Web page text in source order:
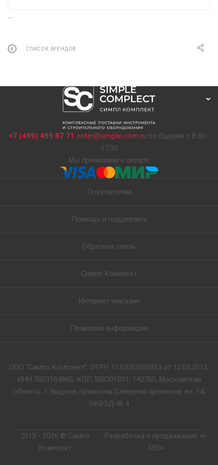
СПИСОК БРЕНДОВ
+7 (499) 455 87 71 order@simple-com.ru по будням с 8:30 -
17:30
Мы принимаем к оплате
Покупателям
Помощь и поддержка
Обратная связь
Симпл Комплект
Интернет-магазин
Правовая информация
ООО "Симпл Комплект", ОГРН 1135003000813 от 12.03.2013,
ИНН 5003104960, КПП 500301001, 142700, Московская
область, г. Видное, промзона Северная промзона, вл. 14,
ОКВЭД 46.4
2013 - 2026 © Симпл
Комплект
Разработка и продвижение «I-
SEO»